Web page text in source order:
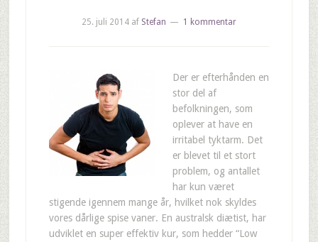
25. juli 2014af Stefan 1 kommentar
Der er efterhånden en
stor del af
befolkningen, som
oplever at have en
irritabel tyktarm. Det
er blevet til et stort
problem, og antallet
har kun været
stigende igennem mange år, hvilket nok skyldes
vores dårlige spise vaner. En australsk diætist, har
udviklet en super effektiv kur, som hedder “Low